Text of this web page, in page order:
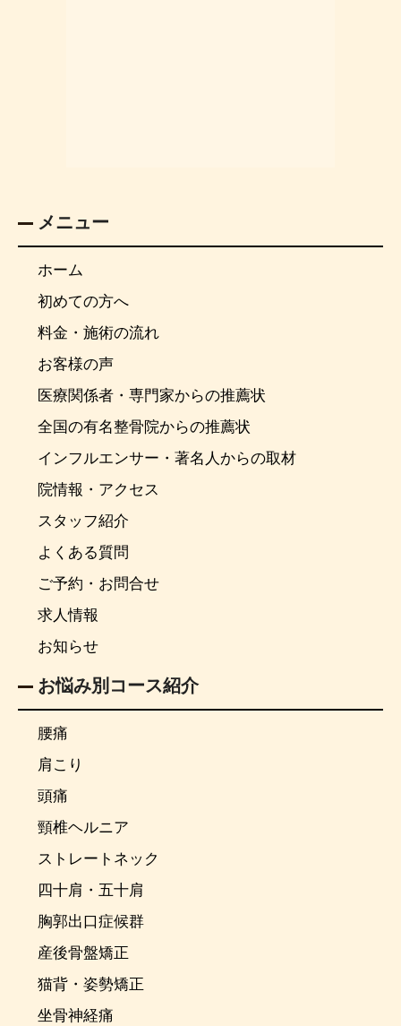
メニュー
ホーム
初めての方へ
料金・施術の流れ
お客様の声
医療関係者・専門家からの推薦状
全国の有名整骨院からの推薦状
インフルエンサー・著名人からの取材
院情報・アクセス
スタッフ紹介
よくある質問
ご予約・お問合せ
求人情報
お知らせ
お悩み別コース紹介
腰痛
肩こり
頭痛
頸椎ヘルニア
ストレートネック
四十肩・五十肩
胸郭出口症候群
産後骨盤矯正
猫背・姿勢矯正
坐骨神経痛